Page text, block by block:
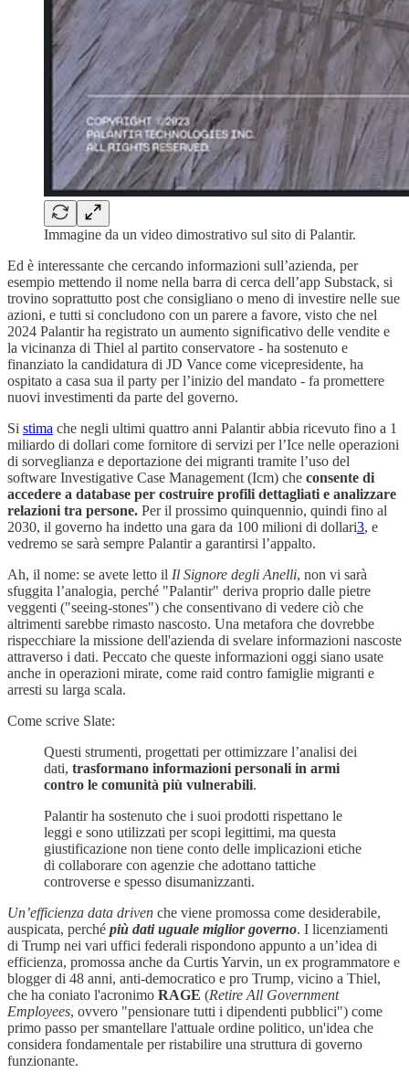
Immagine da un video dimostrativo sul sito di Palantir.
Ed è interessante che cercando informazioni sull’azienda, per
esempio mettendo il nome nella barra di cerca dell’app Substack, si
trovino soprattutto post che consigliano o meno di investire nelle sue
azioni, e tutti si concludono con un parere a favore, visto che nel
2024 Palantir ha registrato un aumento significativo delle vendite e
la vicinanza di Thiel al partito conservatore - ha sostenuto e
finanziato la candidatura di JD Vance come vicepresidente, ha
ospitato a casa sua il party per l’inizio del mandato - fa promettere
nuovi investimenti da parte del governo.
Si stima che negli ultimi quattro anni Palantir abbia ricevuto fino a 1
miliardo di dollari come fornitore di servizi per l’Ice nelle operazioni
di sorveglianza e deportazione dei migranti tramite l’uso del
software Investigative Case Management (Icm) che consente di
accedere a database per costruire profili dettagliati e analizzare
relazioni tra persone. Per il prossimo quinquennio, quindi fino al
2030, il governo ha indetto una gara da 100 milioni di dollari3, e
vedremo se sarà sempre Palantir a garantirsi l’appalto.
Ah, il nome: se avete letto il Il Signore degli Anelli, non vi sarà
sfuggita l’analogia, perché "Palantir" deriva proprio dalle pietre
veggenti ("seeing-stones") che consentivano di vedere ciò che
altrimenti sarebbe rimasto nascosto. Una metafora che dovrebbe
rispecchiare la missione dell'azienda di svelare informazioni nascoste
attraverso i dati. Peccato che queste informazioni oggi siano usate
anche in operazioni mirate, come raid contro famiglie migranti e
arresti su larga scala.
Come scrive Slate:
Questi strumenti, progettati per ottimizzare l’analisi dei
dati, trasformano informazioni personali in armi
contro le comunità più vulnerabili.
Palantir ha sostenuto che i suoi prodotti rispettano le
leggi e sono utilizzati per scopi legittimi, ma questa
giustificazione non tiene conto delle implicazioni etiche
di collaborare con agenzie che adottano tattiche
controverse e spesso disumanizzanti.
Un’efficienza data driven che viene promossa come desiderabile,
auspicata, perché più dati uguale miglior governo. I licenziamenti
di Trump nei vari uffici federali rispondono appunto a un’idea di
efficienza, promossa anche da Curtis Yarvin, un ex programmatore e
blogger di 48 anni, anti-democratico e pro Trump, vicino a Thiel,
che ha coniato l'acronimo RAGE (Retire All Government
Employees, ovvero "pensionare tutti i dipendenti pubblici") come
primo passo per smantellare l'attuale ordine politico, un'idea che
considera fondamentale per ristabilire una struttura di governo
funzionante.